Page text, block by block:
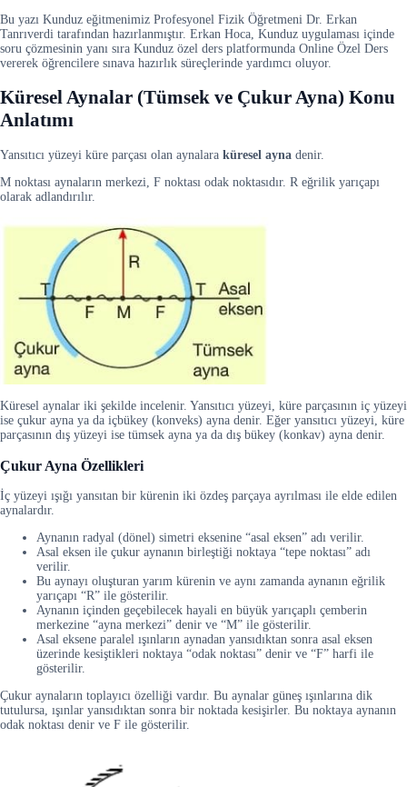
Bu yazı Kunduz eğitmenimiz Profesyonel Fizik Öğretmeni Dr. Erkan
Tanrıverdi tarafından hazırlanmıştır. Erkan Hoca, Kunduz uygulaması içinde
soru çözmesinin yanı sıra Kunduz özel ders platformunda Online Özel Ders
vererek öğrencilere sınava hazırlık süreçlerinde yardımcı oluyor.
Küresel Aynalar (Tümsek ve Çukur Ayna) Konu
Anlatımı
Yansıtıcı yüzeyi küre parçası olan aynalara küresel ayna denir.
M noktası aynaların merkezi, F noktası odak noktasıdır. R eğrilik yarıçapı
olarak adlandırılır.
Küresel aynalar iki şekilde incelenir. Yansıtıcı yüzeyi, küre parçasının iç yüzeyi
ise çukur ayna ya da içbükey (konveks) ayna denir. Eğer yansıtıcı yüzeyi, küre
parçasının dış yüzeyi ise tümsek ayna ya da dış bükey (konkav) ayna denir.
Çukur Ayna Özellikleri
İç yüzeyi ışığı yansıtan bir kürenin iki özdeş parçaya ayrılması ile elde edilen
aynalardır.
Aynanın radyal (dönel) simetri eksenine “asal eksen” adı verilir.
Asal eksen ile çukur aynanın birleştiği noktaya “tepe noktası” adı
verilir.
Bu aynayı oluşturan yarım kürenin ve aynı zamanda aynanın eğrilik
yarıçapı “R” ile gösterilir.
Aynanın içinden geçebilecek hayali en büyük yarıçaplı çemberin
merkezine “ayna merkezi” denir ve “M” ile gösterilir.
Asal eksene paralel ışınların aynadan yansıdıktan sonra asal eksen
üzerinde kesiştikleri noktaya “odak noktası” denir ve “F” harfi ile
gösterilir.
Çukur aynaların toplayıcı özelliği vardır. Bu aynalar güneş ışınlarına dik
tutulursa, ışınlar yansıdıktan sonra bir noktada kesişirler. Bu noktaya aynanın
odak noktası denir ve F ile gösterilir.